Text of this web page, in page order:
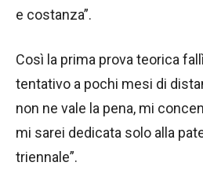
e costanza”.
Così la prima prova teorica
tentativo a pochi mesi di
non ne vale la pena, mi
mi sarei dedicata solo alla
triennale”.